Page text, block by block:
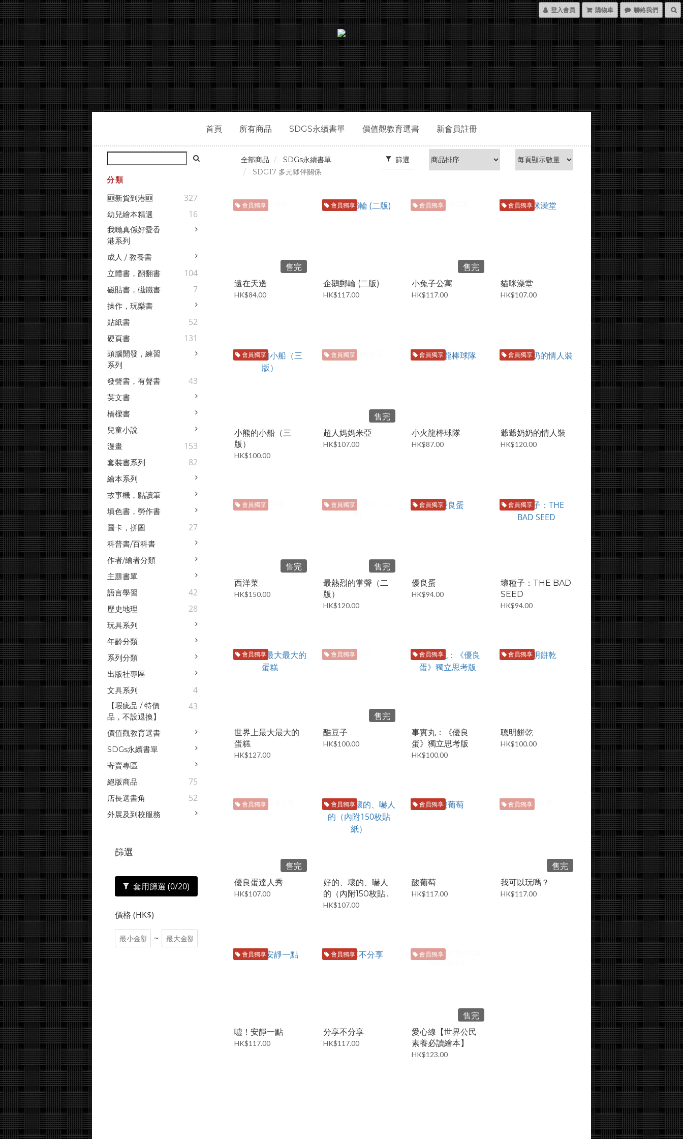
登入會員 購物車 聯絡我們
首頁 所有商品 SDGS永續書單 價值觀教育選書 新會員註冊
分類
🆕新貨到港🆕
327
幼兒繪本精選 16
我哋真係好愛香
港系列
成人 / 教養書
立體書，翻翻書
104
磁貼書，磁鐵書 7
操作，玩樂書
貼紙書
52
硬頁書 131
頭腦開發，練習
系列
發聲書，有聲書
43
英文書
橋樑書
兒童小說
漫畫
153
套裝書系列 82
繪本系列
故事機，點讀筆
填色書，勞作書
圖卡，拼圖
27
科普書/百科書
作者/繪者分類
主題書單
語言學習
42
歷史地理 28
玩具系列
年齡分類
系列分類
出版社專區
文具系列
4
【瑕疵品 / 特價
品，不設退換】
43
價值觀教育選書
SDGs永續書單
寄賣專區
絕版商品
75
店長選書角 52
外展及到校服務
篩選
套用篩選(0/20)
價格 (HK$)
~
篩選
全部商品
SDGs永續書單
SDG17 多元夥伴關係
會員獨享
售完
遠在天邊
HK$84.00
會員獨享
企鵝郵輪 (二版)
HK$117.00
會員獨享
售完
小兔子公寓
HK$117.00
會員獨享
貓咪澡堂
HK$107.00
會員獨享
小熊的小船（三
版）
HK$100.00
會員獨享
售完
超人媽媽米亞
HK$107.00
會員獨享
小火龍棒球隊
HK$87.00
會員獨享
爺爺奶奶的情人裝
HK$120.00
會員獨享
售完
西洋菜
HK$150.00
會員獨享
售完
最熱烈的掌聲（二
版）
HK$120.00
會員獨享
優良蛋
HK$94.00
會員獨享
壞種子：THE BAD
SEED
HK$94.00
會員獨享
世界上最大最大的
蛋糕
HK$127.00
會員獨享
售完
酷豆子
HK$100.00
會員獨享
事實丸：《優良
蛋》獨立思考版
HK$100.00
會員獨享
聰明餅乾
HK$100.00
會員獨享
售完
優良蛋達人秀
HK$107.00
會員獨享
好的、壞的、嚇人
的（內附150枚貼...
HK$107.00
會員獨享
酸葡萄
HK$117.00
會員獨享
售完
我可以玩嗎？
HK$117.00
會員獨享
噓！安靜一點
HK$117.00
會員獨享
分享不分享
HK$117.00
會員獨享
售完
愛心線【世界公民
素養必讀繪本】
HK$123.00